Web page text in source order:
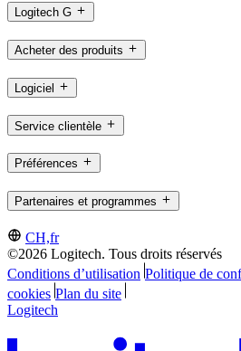
Logitech G
Acheter des produits
Logiciel
Service clientèle
Préférences
Partenaires et programmes
CH,fr
©2026 Logitech. Tous droits réservés
Conditions d’utilisation Politique de
cookies Plan du site
Logitech